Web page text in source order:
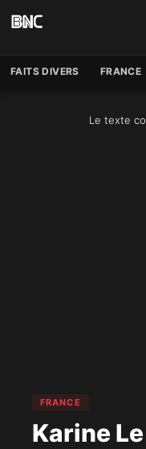
FAITS DIVERS FRANCE
Le texte
FRANCE
Karine